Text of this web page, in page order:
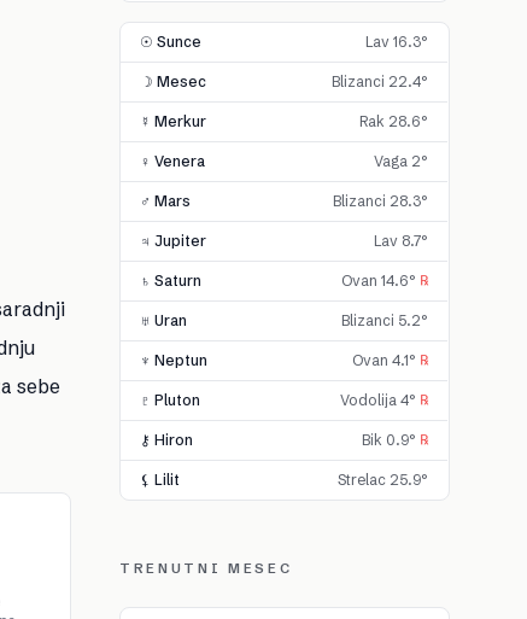
sebe
☉ Sunce Lav 16.3°
☽ Mesec Blizanci 22.4°
☿ Merkur Rak 28.6°
♀ Venera Vaga 2°
♂ Mars Blizanci 28.3°
♃ Jupiter Lav 8.7°
♄ Saturn Ovan 14.6° ℞
♅ Uran Blizanci 5.2°
♆ Neptun Ovan 4.1° ℞
♇ Pluton Vodolija 4° ℞
⚷ Hiron Bik 0.9° ℞
⚸ Lilit Strelac 25.9°
TRENUTNI MESEC